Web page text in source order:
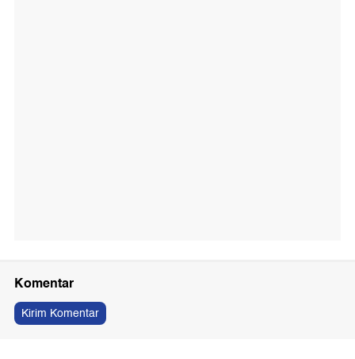
Komentar
Kirim Komentar